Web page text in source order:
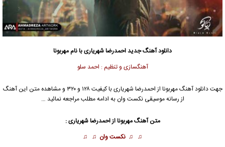
دانلود آهنگ جدیداحمدرضا شهریاری با نام مهربونا
آهنگسازی و تنظیم : احمد سلو
جهت دانلود آهنگ مهربونا از احمدرضا شهریاری
با کیفیت ۱۲۸ و ۳۲۰ و مشاهده متن این آهنگ
از رسانه موسیقی نکست وان به ادامه مطلب مراجعه نمائید …
متن آهنگمهربونااز احمدرضا شهریاری :
♫ ♫ نکست وان ♫ ♫